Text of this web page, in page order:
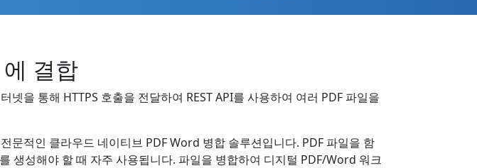
결합
을 통해 HTTPS 호출을 전달하여 REST API를 사용하여 여러 PDF 파일을
문적인 클라우드 네이티브 PDF Word 병합 솔루션입니다. PDF 파일을 함
생성해야 할 때 자주 사용됩니다. 파일을 병합하여 디지털 PDF/Word 워크